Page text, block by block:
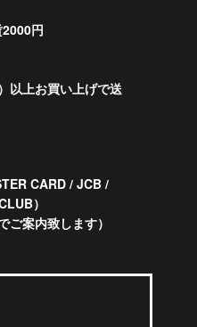
円
以上お買い上げで送
CARD / JCB /
）
ご案内致します）